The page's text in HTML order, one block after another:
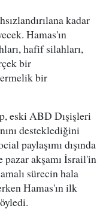
kadar
Hamas'ın
hafif silahları,
bir
bir
eski ABD Dışişleri
desteklediğini
paylaşımı dışında
akşamı İsrail'in
sürecin hala
Hamas'ın ilk